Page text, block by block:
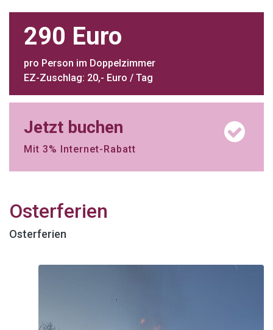
290 Euro
pro Person im Doppelzimmer
EZ-Zuschlag: 20,- Euro / Tag
Jetzt buchen
Mit 3% Internet-Rabatt
Osterferien
Osterferien